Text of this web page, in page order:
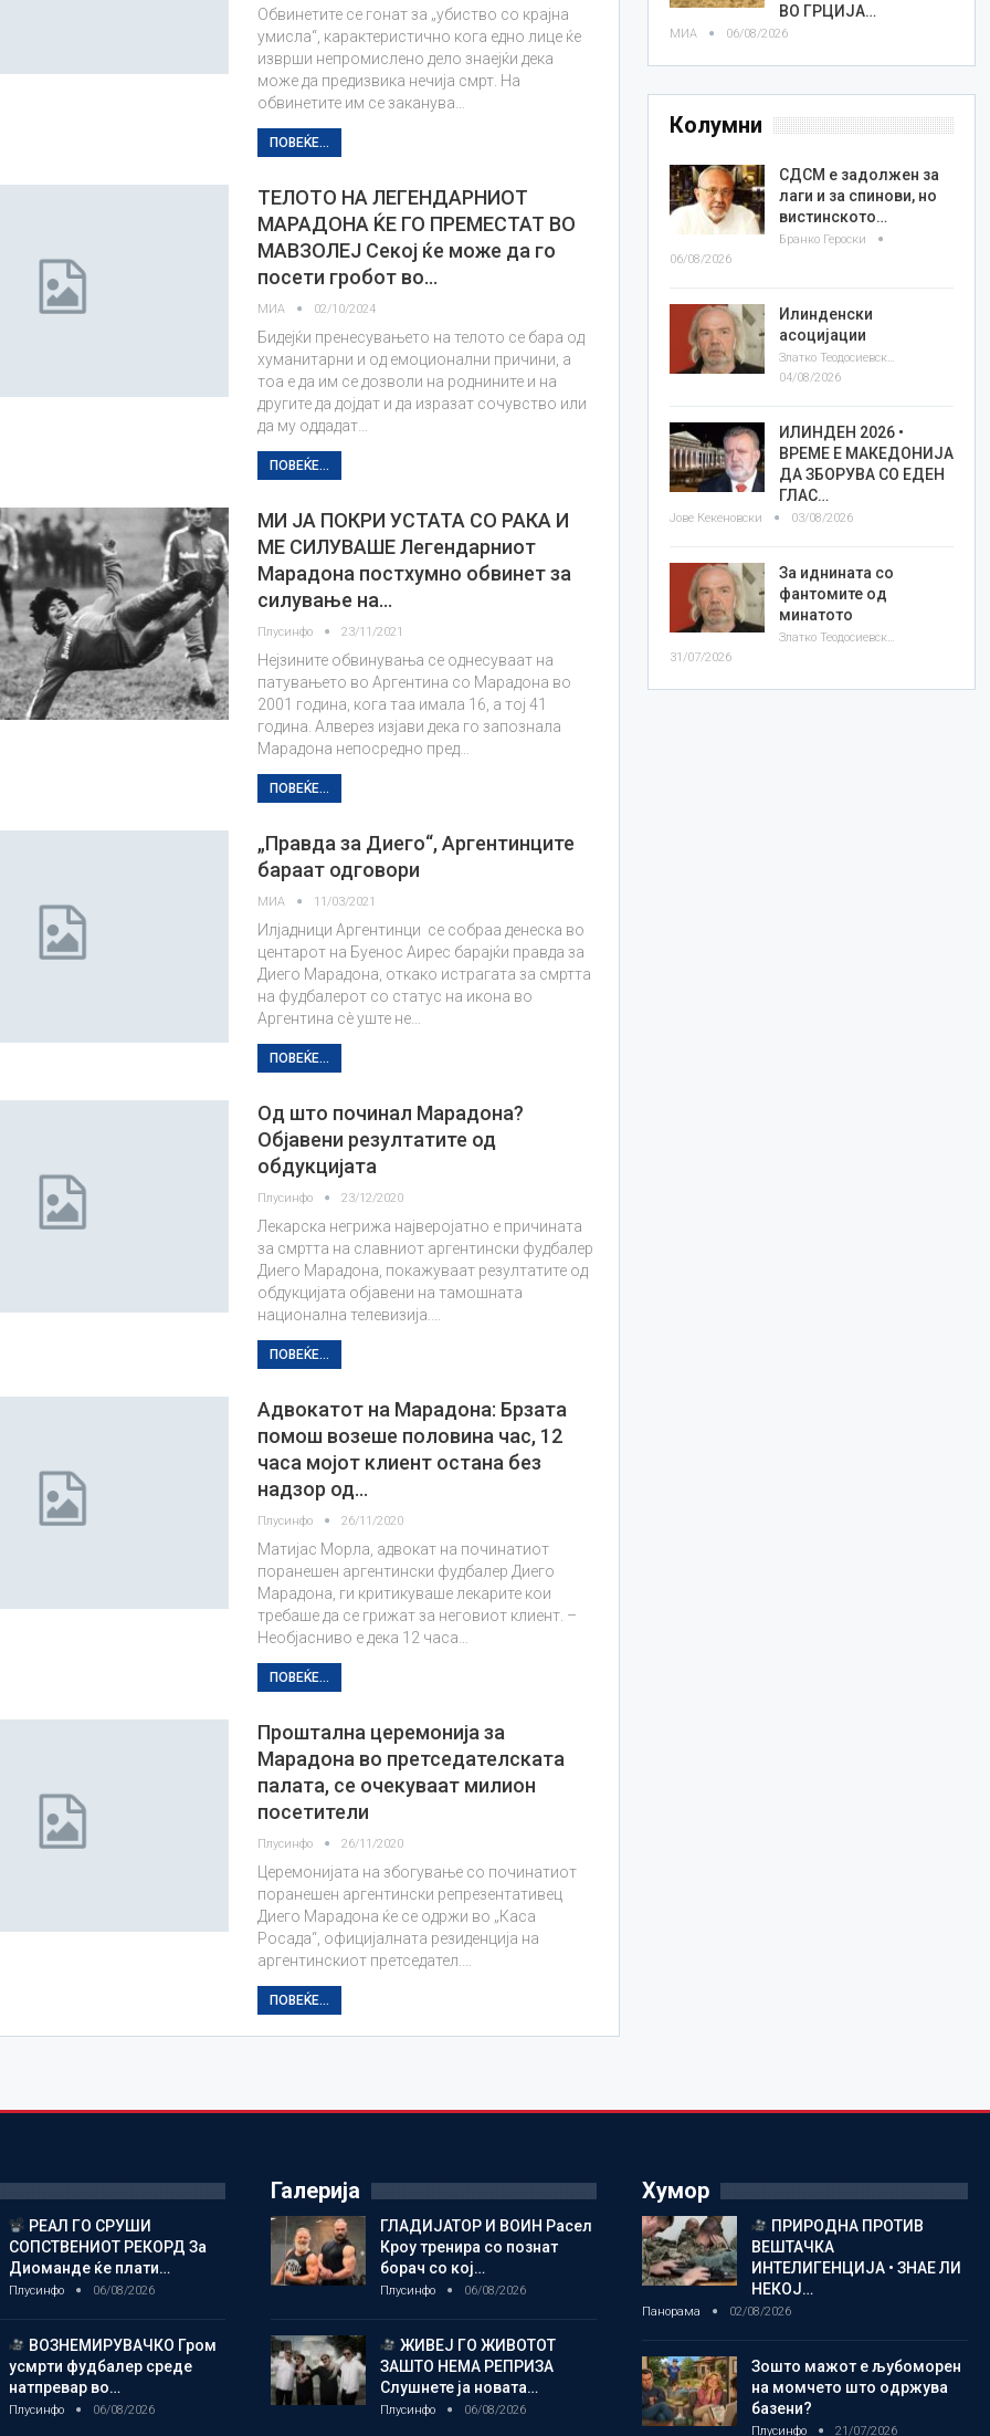
Обвинетите се гонат за „убиство со крајна
умисла“, карактеристично кога едно лице ќе
изврши непромислено дело знаејќи дека
може да предизвика нечија смрт. На
обвинетите им се заканува…
ПОВЕЌЕ...
ТЕЛОТО НА ЛЕГЕНДАРНИОТ
МАРАДОНА ЌЕ ГО ПРЕМЕСТАТ ВО
МАВЗОЛЕЈ Секој ќе може да го
посети гробот во…
МИА 02/10/2024
Бидејќи пренесувањето на телото се бара од
хуманитарни и од емоционални причини, а
тоа е да им се дозволи на роднините и на
другите да дојдат и да изразат сочувство или
да му оддадат…
ПОВЕЌЕ...
МИ ЈА ПОКРИ УСТАТА СО РАКА И
МЕ СИЛУВАШЕ Легендарниот
Марадона постхумно обвинет за
силување на…
Плусинфо 23/11/2021
Нејзините обвинувања се однесуваат на
патувањето во Аргентина со Марадона во
2001 година, кога таа имала 16, а тој 41
година. Алверез изјави дека го запознала
Марадона непосредно пред…
ПОВЕЌЕ...
„Правда за Диего“, Аргентинците
бараат одговори
МИА 11/03/2021
Илјадници Аргентинци се собраа денеска во
центарот на Буенос Аирес барајќи правда за
Диего Марадона, откако истрагата за смртта
на фудбалерот со статус на икона во
Аргентина сè уште не…
ПОВЕЌЕ...
Од што починал Марадона?
Објавени резултатите од
обдукцијата
Плусинфо 23/12/2020
Лекарска негрижа најверојатно е причината
за смртта на славниот аргентински фудбалер
Диего Марадона, покажуваат резултатите од
обдукцијата објавени на тамошната
национална телевизија.…
ПОВЕЌЕ...
Адвокатот на Марадона: Брзата
помош возеше половина час, 12
часа мојот клиент остана без
надзор од…
Плусинфо 26/11/2020
Матијас Морла, адвокат на починатиот
поранешен аргентински фудбалер Диего
Марадона, ги критикуваше лекарите кои
требаше да се грижат за неговиот клиент. –
Необјасниво е дека 12 часа…
ПОВЕЌЕ...
Проштална церемонија за
Марадона во претседателската
палата, се очекуваат милион
посетители
Плусинфо 26/11/2020
Церемонијата на збогување со починатиот
поранешен аргентински репрезентативец
Диего Марадона ќе се одржи во „Каса
Росада“, официјалната резиденција на
аргентинскиот претседател.…
ПОВЕЌЕ...
ВО ГРЦИЈА…
МИА 06/08/2026
Колумни
СДСМ е задолжен за
лаги и за спинови, но
вистинското…
Бранко Героски
06/08/2026
Илинденски
асоцијации
Златко Теодосиевски
04/08/2026
ИЛИНДЕН 2026 •
ВРЕМЕ Е МАКЕДОНИЈА
ДА ЗБОРУВА СО ЕДЕН
ГЛАС…
Јове Кекеновски 03/08/2026
За иднината со
фантомите од
минатото
Златко Теодосиевски
31/07/2026
РЕАЛ ГО СРУШИ
СОПСТВЕНИОТ РЕКОРД За
Диоманде ќе плати…
Плусинфо 06/08/2026
ВОЗНЕМИРУВАЧКО Гром
усмрти фудбалер среде
натпревар во…
Плусинфо 06/08/2026
Галерија
ГЛАДИЈАТОР И ВОИН Расел
Кроу тренира со познат
борач со кој…
Плусинфо 06/08/2026
ЖИВЕЈ ГО ЖИВОТОТ
ЗАШТО НЕМА РЕПРИЗА
Слушнете ја новата…
Плусинфо 06/08/2026
Хумор
ПРИРОДНА ПРОТИВ
ВЕШТАЧКА
ИНТЕЛИГЕНЦИЈА • ЗНАЕ ЛИ
НЕКОЈ…
Панорама 02/08/2026
Зошто мажот е љубоморен
на момчето што одржува
базени?
Плусинфо 21/07/2026